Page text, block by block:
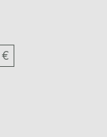
€